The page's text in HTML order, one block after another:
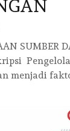
SUMBER
menjadi